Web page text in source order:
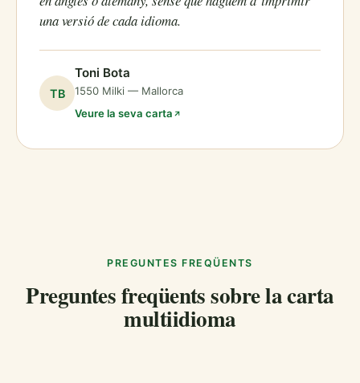
una versió de cada idioma.
TB
Toni Bota
1550 Milki — Mallorca
Veure la seva carta
PREGUNTES FREQÜENTS
Preguntes freqüents sobre la carta
multiidioma